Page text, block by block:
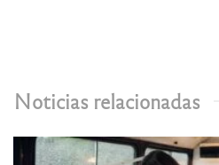
Noticias relacionadas